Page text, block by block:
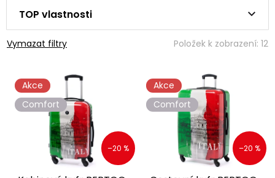
TOP vlastnosti
Vymazat filtry Položek k zobrazení: 12
Akce
Comfort
–20 %
Akce
Comfort
–20 %